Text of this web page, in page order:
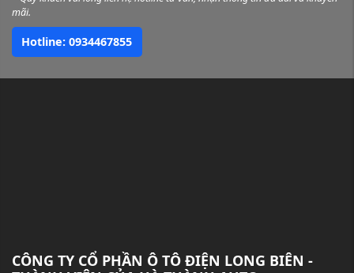
mãi.
Hotline: 0934467855
CÔNG TY CỔ PHẦN Ô TÔ ĐIỆN LONG BIÊN -